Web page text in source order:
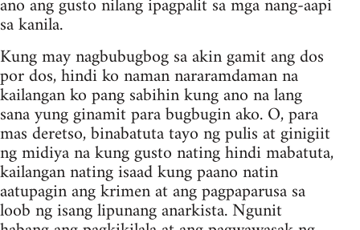
sa kanila.
Kung may nagbubugbog sa akin gamit ang dos
por dos, hindi ko naman nararamdaman na
kailangan ko pang sabihin kung ano na lang
sana yung ginamit para bugbugin ako. O, para
mas deretso, binabatuta tayo ng pulis at ginigiit
ng midiya na kung gusto nating hindi mabatuta,
kailangan nating isaad kung paano natin
aatupagin ang krimen at ang pagpaparusa sa
loob ng isang lipunang anarkista. Ngunit